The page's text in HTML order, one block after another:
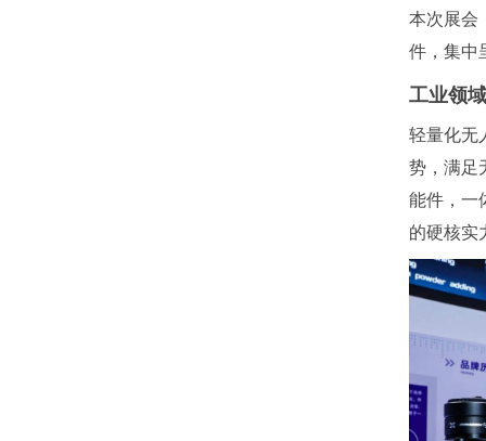
本次展会
件，集中
工业领
轻量化无
势，满足
能件，一
的硬核实